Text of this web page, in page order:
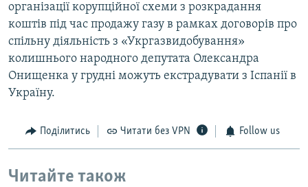
організації корупційної схеми з розкрадання
коштів під час продажу газу в рамках договорів про
спільну діяльність з «Укргазвидобування»
колишнього народного депутата Олександра
Онищенка у грудні можуть екстрадувати з Іспанії в
Україну.
Поділитись Читати без VPN Follow us
Читайте також